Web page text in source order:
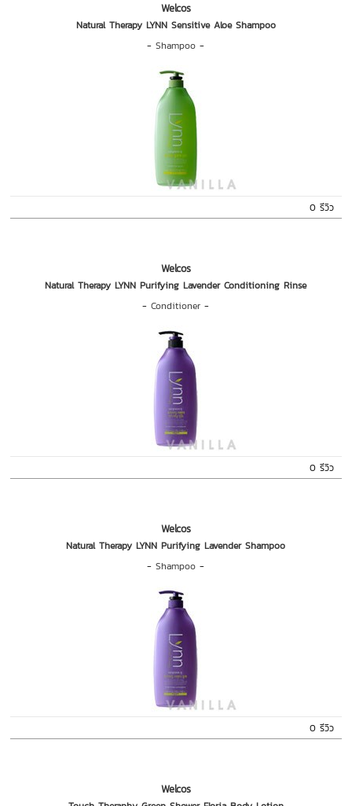
Welcos
Natural Therapy LYNN Sensitive Aloe Shampoo
-Shampoo -
0 รีวิว
Welcos
Natural Therapy LYNN Purifying Lavender Conditioning Rinse
-Conditioner -
0 รีวิว
Welcos
Natural Therapy LYNN Purifying Lavender Shampoo
-Shampoo -
0 รีวิว
Welcos